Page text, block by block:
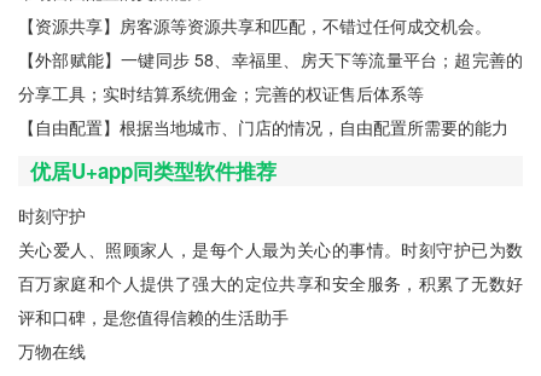
【资源共享】房客源等资源共享和匹配，不错过任何成交机会。
【外部赋能】一键同步 58、幸福里、房天下等流量平台；超完善的
分享工具；实时结算系统佣金；完善的权证售后体系等
【自由配置】根据当地城市、门店的情况，自由配置所需要的能力
优居U+app同类型软件推荐
时刻守护
关心爱人、照顾家人，是每个人最为关心的事情。时刻守护已为数
百万家庭和个人提供了强大的定位共享和安全服务，积累了无数好
评和口碑，是您值得信赖的生活助手
万物在线